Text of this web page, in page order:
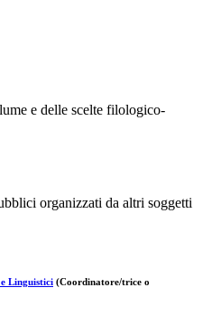
e delle scelte filologico-
organizzati da altri soggetti
Linguistici (Coordinatore/trice o